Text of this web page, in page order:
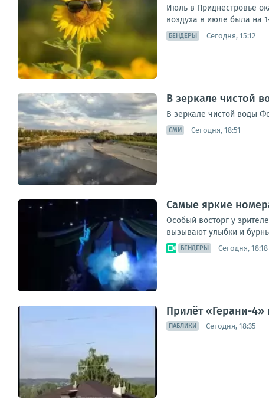
Июль в Приднестровье
воздуха в июле была на
БЕНДЕРЫ Сегодня, 15:12
В зеркале чистой
В зеркале чистой воды
СМИ Сегодня, 18:51
Самые яркие
Особый восторг у
вызывают улыбки и
БЕНДЕРЫ Сегодня, 18:18
Прилёт «Герани-4»
ПАБЛИКИ Сегодня, 18:35